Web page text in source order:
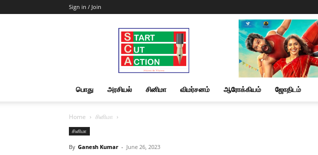
Sign in / Join
Start
Cut
Action
|
News
&
பொது அரசியல் சினிமா விமர்சனம் ஆரோக்கியம் ஜோதிடம்
Home சினிமா
சினிமா
By Ganesh Kumar - June 26, 2023